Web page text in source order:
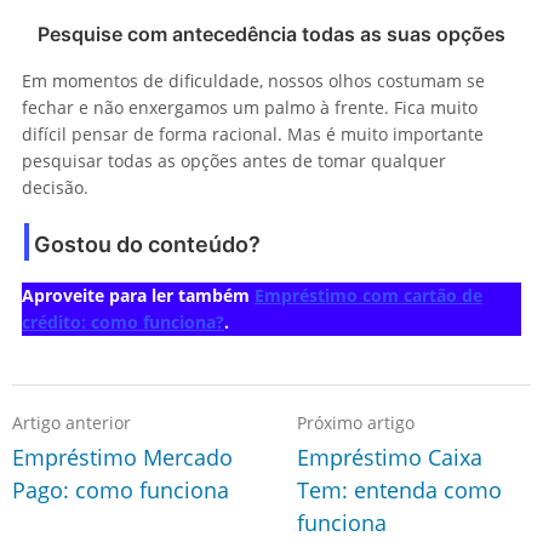
Pesquise com antecedência todas as suas opções
Em momentos de dificuldade, nossos olhos costumam se
fechar e não enxergamos um palmo à frente. Fica muito
difícil pensar de forma racional. Mas é muito importante
pesquisar todas as opções antes de tomar qualquer
decisão.
Gostou do conteúdo?
Aproveite para ler também Empréstimo com cartão de
crédito: como funciona?.
Artigo anterior
Empréstimo Mercado
Pago: como funciona
Próximo artigo
Empréstimo Caixa
Tem: entenda como
funciona